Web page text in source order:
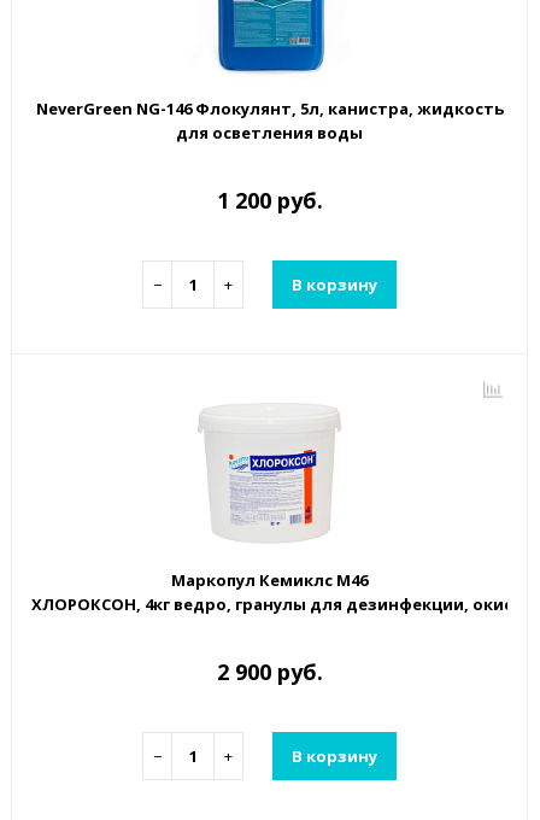
NeverGreen NG-146 Флокулянт, 5л, канистра, жидкость
для осветления воды
1 200 руб.
− + В корзину
Маркопул Кемиклс М46
ХЛОРОКСОН, 4кг ведро, гранулы для дезинфекции,
2 900 руб.
− + В корзину